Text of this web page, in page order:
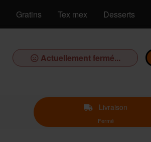
Gratins Tex mex Desserts
Actuellement fermé...
Livraison
Fermé